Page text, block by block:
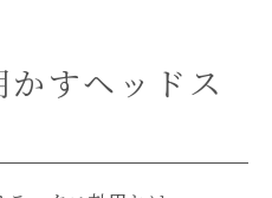
すヘッドス